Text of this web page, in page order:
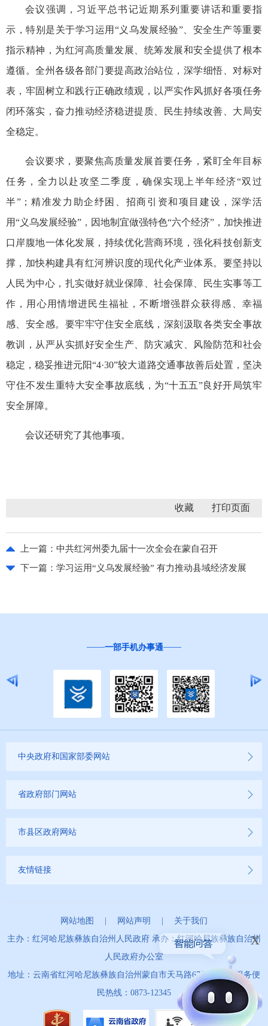
会议强调，习近平总书记近期系列重要讲话和重要指
示，特别是关于学习运用“义乌发展经验”、安全生产等重要
指示精神，为红河高质量发展、统筹发展和安全提供了根本
遵循。全州各级各部门要提高政治站位，深学细悟、对标对
表，牢固树立和践行正确政绩观，以严实作风抓好各项任务
闭环落实，奋力推动经济稳进提质、民生持续改善、大局安
全稳定。
会议要求，要聚焦高质量发展首要任务，紧盯全年目标
任务，全力以赴攻坚二季度，确保实现上半年经济“双过
半”；精准发力助企纾困、招商引资和项目建设，深学活
用“义乌发展经验”，因地制宜做强特色“六个经济”，加快推进
口岸腹地一体化发展，持续优化营商环境，强化科技创新支
撑，加快构建具有红河辨识度的现代化产业体系。要坚持以
人民为中心，扎实做好就业保障、社会保障、民生实事等工
作，用心用情增进民生福祉，不断增强群众获得感、幸福
感、安全感。要牢牢守住安全底线，深刻汲取各类安全事故
教训，从严从实抓好安全生产、防灾减灾、风险防范和社会
稳定，稳妥推进元阳“4·30”较大道路交通事故善后处置，坚决
守住不发生重特大安全事故底线，为“十五五”良好开局筑牢
安全屏障。
会议还研究了其他事项。
收藏
上一篇： 中共红河州委九届十一次全会在蒙自召开
下一篇： 学习运用“义乌发展经验” 有力推动县域经济发展
一部手机办事通
中央政府和国家部委网站
省政府部门网站
市县区政府网站
友情链接
网站地图 网站声明
关于我们
主办：红河哈尼族彝族自治州人民政府 承办：红河哈尼族彝族自治州
人民政府办公室
地址：云南省红河哈尼族彝族自治州蒙自市天马路67号 政务服务便
民热线：0873-12345
x